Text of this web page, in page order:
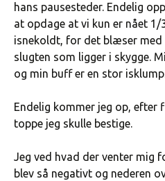
hans pausesteder. Endelig
at opdage at vi kun er nået 1/
isnekoldt, for det blæser med
slugten som ligger i skygge.
og min buff er en stor
Endelig kommer jeg op, efter
toppe jeg skulle bestige.
Jeg ved hvad der venter mig
blev så negativt og nederen